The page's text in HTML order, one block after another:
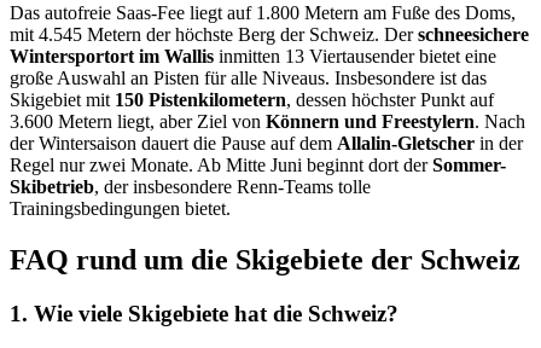
Das autofreie Saas-Fee liegt auf 1.800 Metern am Fuße des Doms,
mit 4.545 Metern der höchste Berg der Schweiz. Derschneesichere
Wintersportort im Wallis inmitten 13 Viertausender bietet eine
große Auswahl an Pisten für alle Niveaus. Insbesondere ist das
Skigebiet mit 150 Pistenkilometern, dessen höchster Punkt auf
3.600 Metern liegt, aber Ziel von Könnern und Freestylern. Nach
der Wintersaison dauert die Pause auf dem Allalin-Gletscher in der
Regel nur zwei Monate. Ab Mitte Juni beginnt dort derSommer-
Skibetrieb, der insbesondere Renn-Teams tolle
Trainingsbedingungen bietet.
FAQ rund um die Skigebiete der Schweiz
1. Wie viele Skigebiete hat die Schweiz?